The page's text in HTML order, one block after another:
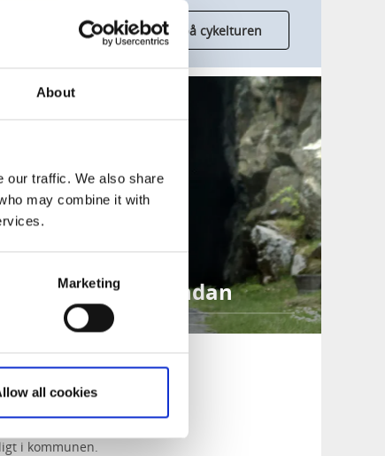
About
our traffic. We also share
may combine it with
Marketing
all cookies
Overnatning på cykelturen
Sjuhäradsrundan
i kommunen.